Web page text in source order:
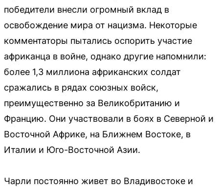
победители внесли огромный вклад в
освобождение мира от нацизма. Некоторые
комментаторы пытались оспорить участие
африканца в войне, однако другие напомнили:
более 1,3 миллиона африканских солдат
сражались в рядах союзных войск,
преимущественно за Великобританию и
Францию. Они участвовали в боях в Северной и
Восточной Африке, на Ближнем Востоке, в
Италии и Юго-Восточной Азии.
Чарли постоянно живет во Владивостоке и